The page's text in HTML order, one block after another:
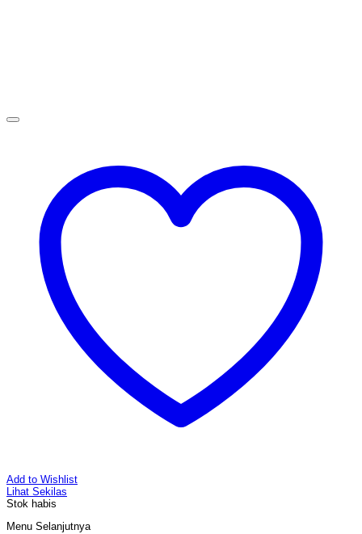
Add to Wishlist
Lihat Sekilas
Stok habis
Menu Selanjutnya